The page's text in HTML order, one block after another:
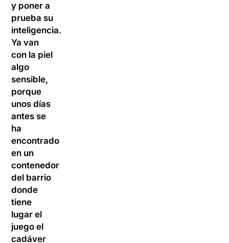
y poner a
prueba su
inteligencia.
Ya van
con la piel
algo
sensible,
porque
unos días
antes se
ha
encontrado
en un
contenedor
del barrio
donde
tiene
lugar el
juego el
cadáver